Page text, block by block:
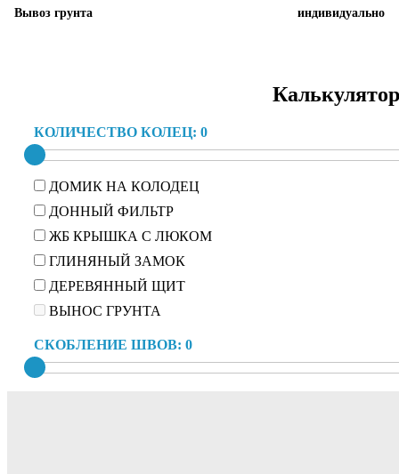
Вывоз грунта индивидуально
КОЛИЧЕСТВО КОЛЕЦ: 0
ДОМИК НА КОЛОДЕЦ
ДОННЫЙ ФИЛЬТР
ЖБ КРЫШКА С ЛЮКОМ
ГЛИНЯНЫЙ ЗАМОК
ДЕРЕВЯННЫЙ ЩИТ
ВЫНОС ГРУНТА
СКОБЛЕНИЕ ШВОВ: 0